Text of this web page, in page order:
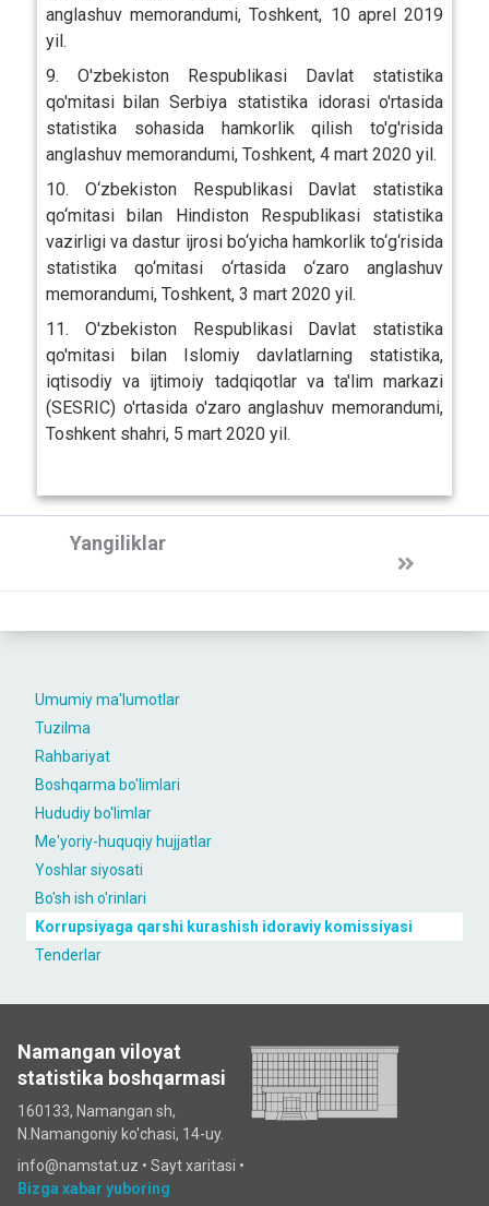
Umumiy ma'lumotlar
Tuzilma
Rahbariyat
Boshqarma bo'limlari
Hududiy bo'limlar
Me'yoriy-huquqiy hujjatlar
Yoshlar siyosati
Bo'sh ish o'rinlari
Korrupsiyaga qarshi kurashish idoraviy komissiyasi
Tenderlar
anglashuv memorandumi, Toshkent, 10 aprel 2019
yil.
9. O'zbekiston Respublikasi Davlat statistika
qo'mitasi bilan Serbiya statistika idorasi o'rtasida
statistika sohasida hamkorlik qilish to'g'risida
anglashuv memorandumi, Toshkent, 4 mart 2020 yil.
10. O‘zbekiston Respublikasi Davlat statistika
qo‘mitasi bilan Hindiston Respublikasi statistika
vazirligi va dastur ijrosi bo‘yicha hamkorlik to‘g‘risida
statistika qo‘mitasi o‘rtasida o‘zaro anglashuv
memorandumi, Toshkent, 3 mart 2020 yil.
11. O'zbekiston Respublikasi Davlat statistika
qo'mitasi bilan Islomiy davlatlarning statistika,
iqtisodiy va ijtimoiy tadqiqotlar va ta'lim markazi
(SESRIC) o'rtasida o'zaro anglashuv memorandumi,
Toshkent shahri, 5 mart 2020 yil.
Yangiliklar
Namangan viloyat
statistika boshqarmasi
160133, Namangan sh,
N.Namangoniy ko'chasi, 14-uy.
info@namstat.uz • Sayt xaritasi •
Bizga xabar yuboring